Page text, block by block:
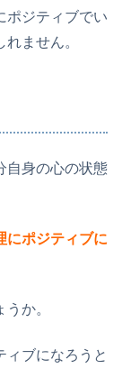
ポジティブでい
ません。
自身の心の状態
にポジティブに
か。
ィブになろうと